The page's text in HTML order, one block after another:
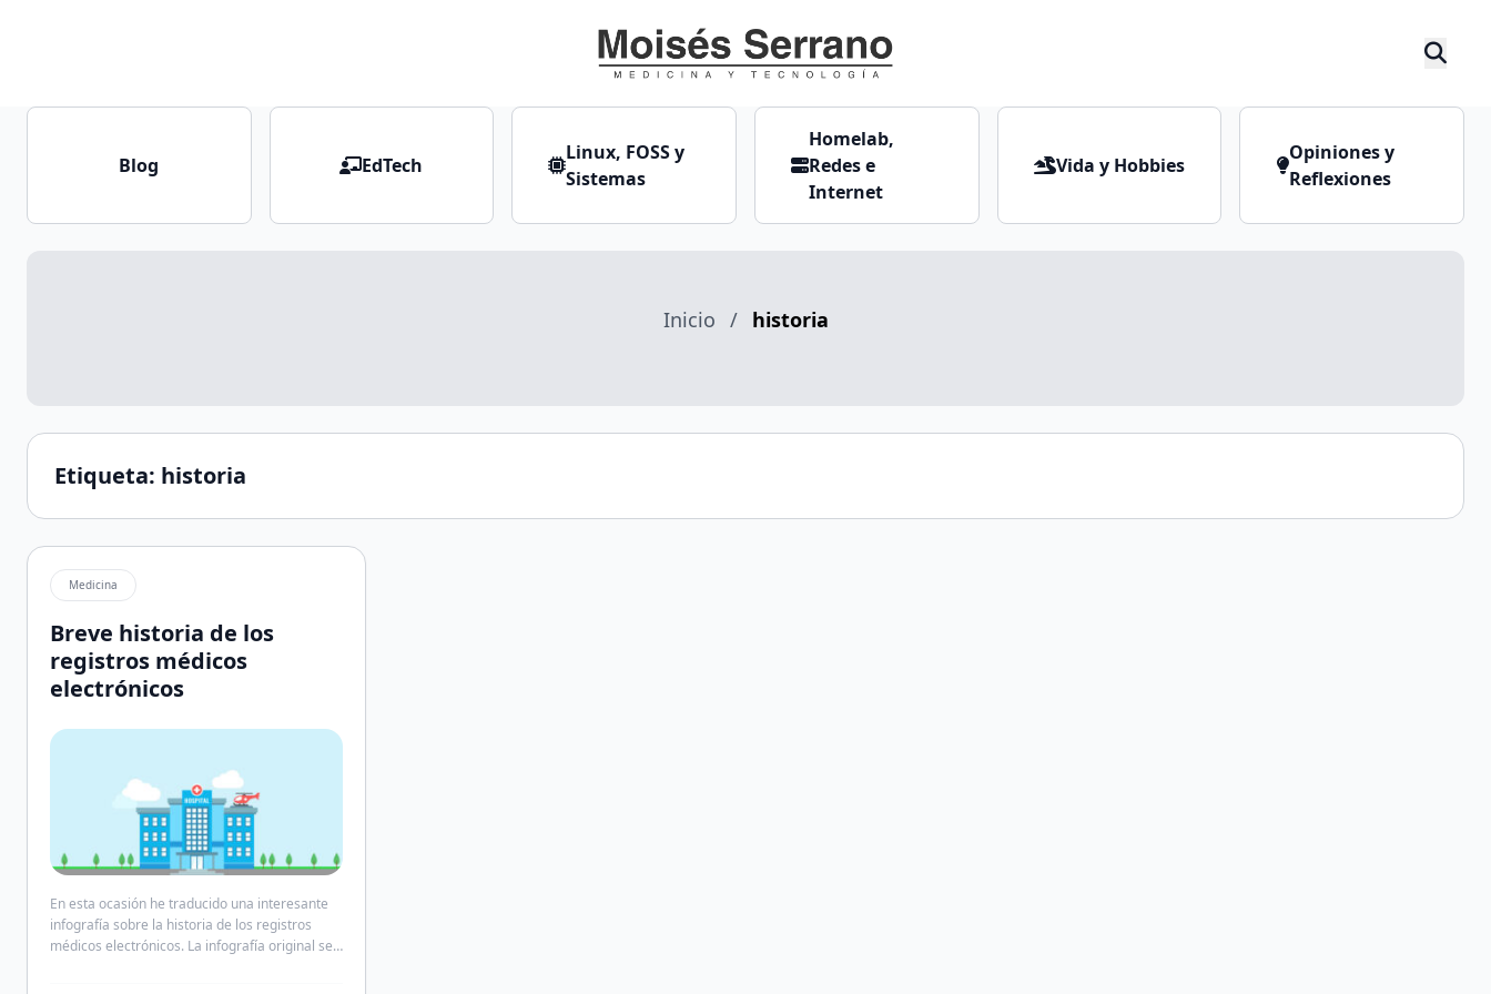
Blog EdTech
Linux, FOSS y
Sistemas
Homelab,
Redes e
Internet
Vida y Hobbies
Opiniones y
Reflexiones
Inicio / historia
Etiqueta: historia
Medicina
Breve historia de los
registros médicos
electrónicos
En esta ocasión he traducido una interesante
infografía sobre la historia de los registros
médicos electrónicos. La infografía original se